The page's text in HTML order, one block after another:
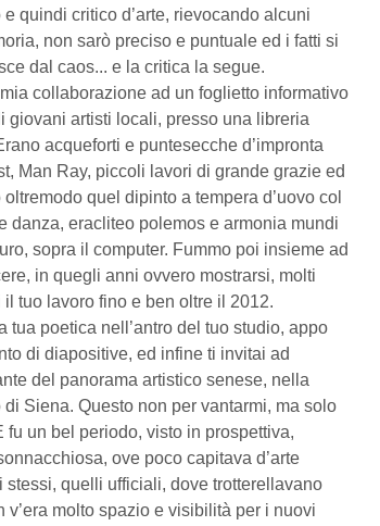
quindi critico d’arte, rievocando alcuni
non sarò preciso e puntuale ed i fatti si
dal caos... e la critica la segue.
collaborazione ad un foglietto informativo
giovani artisti locali, presso una libreria
acqueforti e puntesecche d’impronta
Man Ray, piccoli lavori di grande grazie ed
quel dipinto a tempera d’uovo col
danza, eracliteo polemos e armonia mundi
sopra il computer. Fummo poi insieme ad
in quegli anni ovvero mostrarsi, molti
tuo lavoro fino e ben oltre il 2012.
tua poetica nell’antro del tuo studio, appo
di diapositive, ed infine ti invitai ad
del panorama artistico senese, nella
Siena. Questo non per vantarmi, ma solo
fu un bel periodo, visto in prospettiva,
ove poco capitava d’arte
quelli ufficiali, dove trotterellavano
molto spazio e visibilità per i nuovi